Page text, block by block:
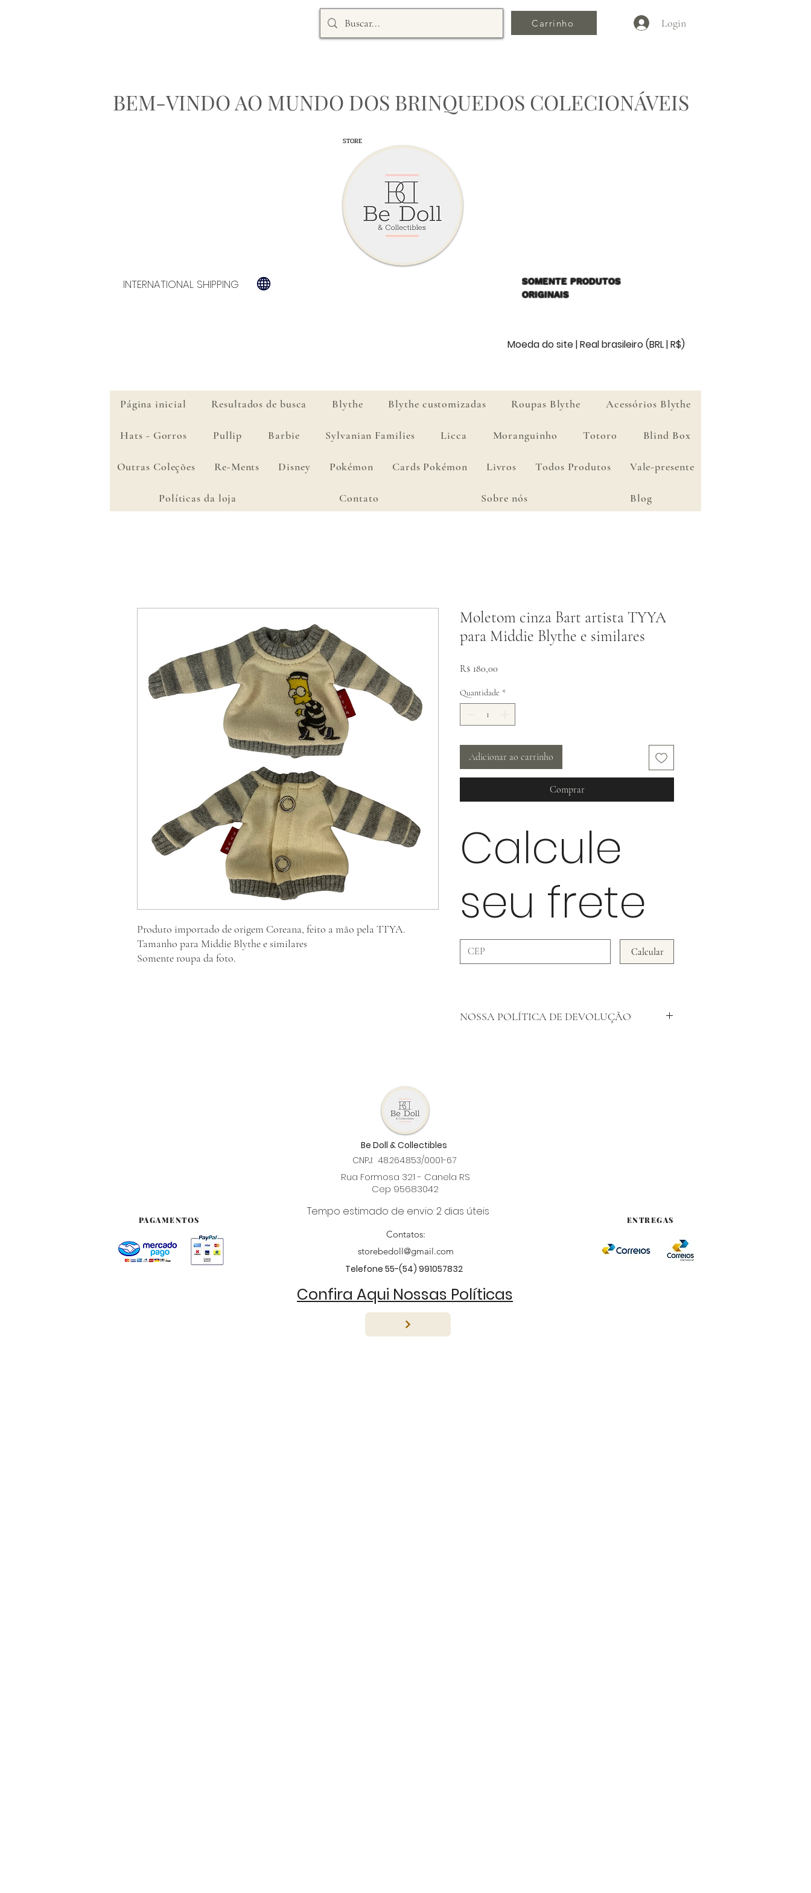
Carrinho Login
BEM-VINDO AO MUNDO DOS BRINQUEDOS COLECIONÁVEIS
STORE
INTERNATIONAL SHIPPING
SOMENTE PRODUTOS
ORIGINAIS
Moeda do site | Real brasileiro (BRL | R$)
Página inicial Resultados de busca Blythe Blythe customizadas Roupas Blythe Acessórios Blythe
Hats - Gorros Pullip Barbie Sylvanian Families Licca Moranguinho Totoro Blind Box
Outras Coleções Re-Ments Disney Pokémon Cards Pokémon Livros Todos Produtos Vale-presente
Políticas da loja Contato Sobre nós Blog
Produto importado de origem Coreana, feito a mão pela TTYA.
Tamanho para Middie Blythe e similares
Somente roupa da foto.
Moletom cinza Bart artista TYYA
para Middie Blythe e similares
R$ 180,00
Quantidade *
Adicionar ao carrinho
Comprar
Calcule
seu frete
Calcular
NOSSA POLÍTICA DE DEVOLUÇÃO
Be Doll & Collectibles
CNPJ: 48.264.853/0001-67
Rua Formosa 321 - Canela RS
Cep 95683042
PAGAMENTOS
Tempo estimado de envio: 2 dias úteis
Contatos:
storebedoll@gmail.com
Telefone 55-(54) 991057832
ENTREGAS
Confira Aqui Nossas Políticas